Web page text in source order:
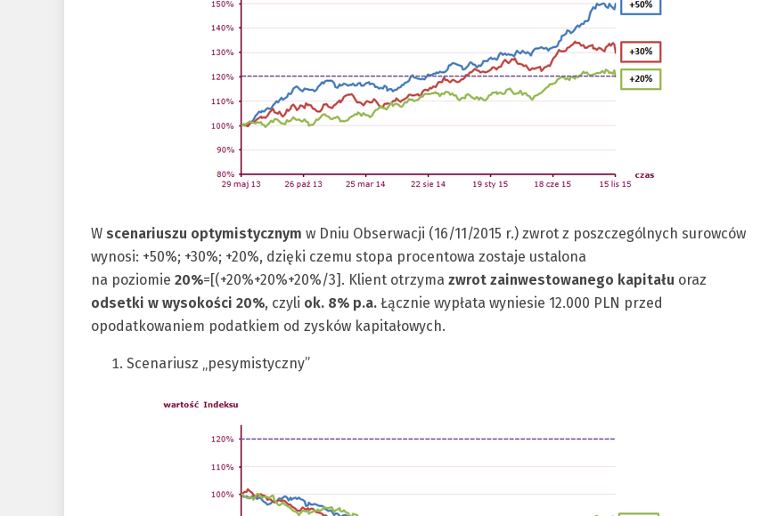
W scenariuszu optymistycznym w Dniu Obserwacji (16/11/2015 r.) zwrot z poszczególnych surowców
wynosi: +50%; +30%; +20%, dzięki czemu stopa procentowa zostaje ustalona
na poziomie 20%=[(+20%+20%+20%/3]. Klient otrzyma zwrot zainwestowanego kapitału oraz
odsetki w wysokości 20%, czyli ok. 8% p.a. Łącznie wypłata wyniesie 12.000 PLN przed
opodatkowaniem podatkiem od zysków kapitałowych.
Scenariusz „pesymistyczny”